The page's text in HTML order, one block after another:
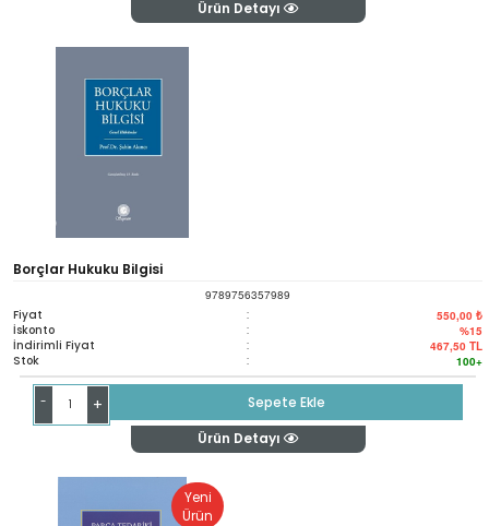
Ürün Detayı
Borçlar Hukuku Bilgisi
9789756357989
Fiyat : 550,00 ₺
İskonto : %15
İndirimli Fiyat : 467,50 TL
Stok : 100+
- +
Sepete Ekle
Ürün Detayı
Yeni
Ürün